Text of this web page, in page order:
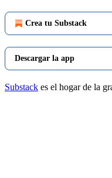
Crea tu Substack
Descargar la app
Substack es el hogar de la